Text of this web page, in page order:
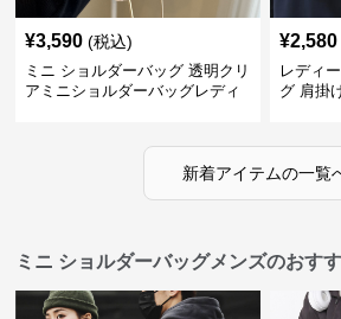
¥3,590 (税込)
ミニ ショルダーバッグ 透明クリ
アミニショルダーバッグレディ
¥2,580
レディ
グ 肩掛
新着アイテムの一覧
ミニ ショルダーバッグメンズのおす